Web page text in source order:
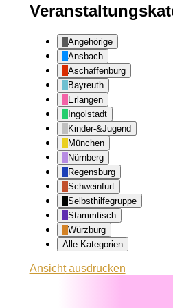
Angehörige
Ansbach
Aschaffenburg
Bayreuth
Erlangen
Ingolstadt
Kinder-&Jugend
München
Nürnberg
Regensburg
Schweinfurt
Selbsthilfegruppe
Stammtisch
Würzburg
Alle Kategorien
Ansichtausdrucken